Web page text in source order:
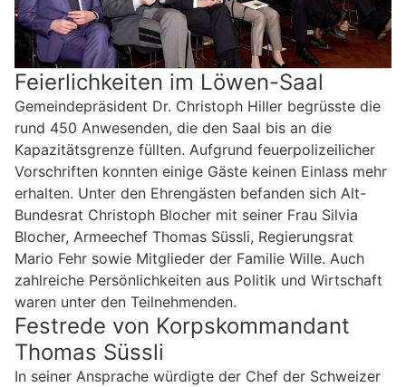
Feierlichkeiten im Löwen-Saal
Gemeindepräsident Dr. Christoph Hiller begrüsste die
rund 450 Anwesenden, die den Saal bis an die
Kapazitätsgrenze füllten. Aufgrund feuerpolizeilicher
Vorschriften konnten einige Gäste keinen Einlass mehr
erhalten. Unter den Ehrengästen befanden sich Alt-
Bundesrat Christoph Blocher mit seiner Frau Silvia
Blocher, Armeechef Thomas Süssli, Regierungsrat
Mario Fehr sowie Mitglieder der Familie Wille. Auch
zahlreiche Persönlichkeiten aus Politik und Wirtschaft
waren unter den Teilnehmenden.
Festrede von Korpskommandant
Thomas Süssli
In seiner Ansprache würdigte der Chef der Schweizer